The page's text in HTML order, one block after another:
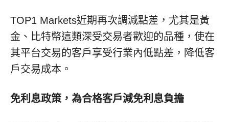
TOP1 Markets近期再次調減點差，尤其是黃
金 、 比特幣這類深受交易者歡迎的品種， 使在
其平台交易的客戶享受行業內低點差，降低客
戶交易成本。
免利息政策，為合格客戶減免利息負擔